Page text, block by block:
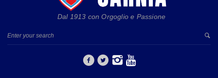
Dal 1913 con Orgoglio e Passione